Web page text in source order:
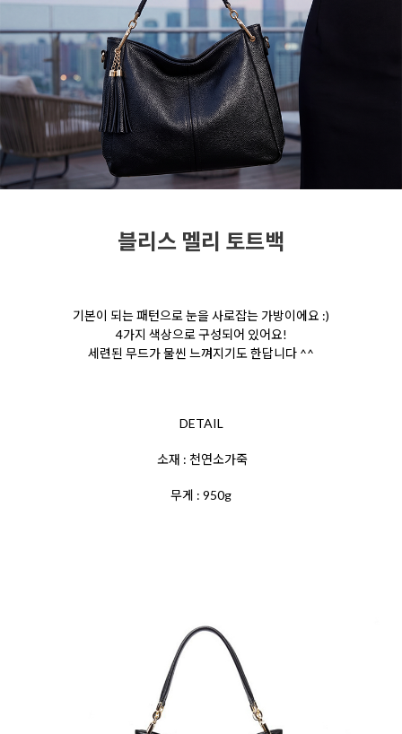
블리스 멜리 토트백
기본이 되는 패턴으로 눈을 사로잡는 가방이에요 :)
4가지 색상으로 구성되어 있어요!
세련된 무드가 물씬 느껴지기도 한답니다 ^^
DETAIL
소재 : 천연소가죽
무게 : 950g